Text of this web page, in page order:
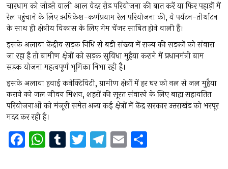
चारधाम को जोडऩे वाली आल वेदर रोड परियोजना की बात करें या फिर पहाड़ों में
रेल पहुंचाने के लिए ऋषिकेश-कर्णप्रयाग रेल परियोजना की, ये पर्यटन-तीर्थाटन
के साथ ही क्षेत्रीय विकास के लिए गेम चेंजर साबित होने वाली हैं।
इसके अलावा केंद्रीय सड़क निधि से बड़ी संख्या में राज्य की सड़कों को संवारा
जा रहा है तो ग्रामीण क्षेत्रों को सड़क सुविधा मुहैया कराने में प्रधानमंत्री ग्राम
सड़क योजना महत्वपूर्ण भूमिका निभा रही है।
इसके अलावा हवाई कनेक्टिविटी, ग्रामीण क्षेत्रों में हर घर को नल से जल मुहैया
कराने को जल जीवन मिशन, शहरों की सूरत संवारने के लिए बाह्य सहायतित
परियोजनाओं को मंजूरी समेत अन्य कई क्षेत्रों में केंद्र सरकार उत्तराखंड को भरपूर
मदद कर रही है।
F
a
W
h
T
u
T
wi
T
el
E
m